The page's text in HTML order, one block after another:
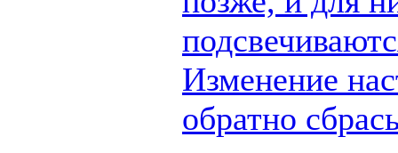
Изменение
обратно